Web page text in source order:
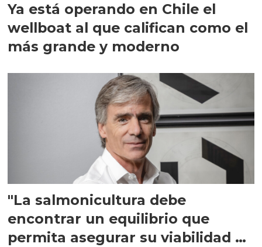
Ya está operando en Chile el
wellboat al que califican como el
más grande y moderno
"La salmonicultura debe
encontrar un equilibrio que
permita asegurar su viabilidad de